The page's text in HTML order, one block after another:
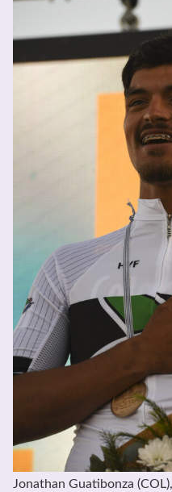
Jonathan Guatibonza